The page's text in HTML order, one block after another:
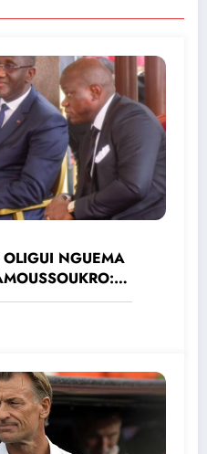
OLIGUI NGUEMA
DANHO